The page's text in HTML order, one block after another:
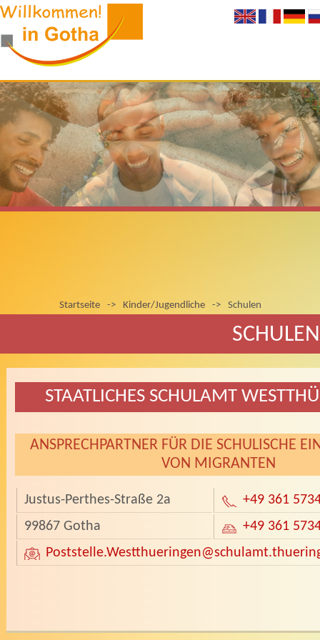
Startseite -> Kinder/Jugendliche -> Schulen
SCHULEN
STAATLICHES SCHULAMT
ANSPRECHPARTNER FÜR DIE SCHULISCHE
VON MIGRANTEN
Justus-Perthes-Straße 2a
+49 361
99867 Gotha
+49 361
Poststelle.Westthueringen